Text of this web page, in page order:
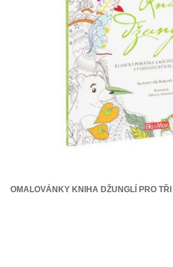
OMALOVÁNKY KNIHA DŽUNGLÍ PRO